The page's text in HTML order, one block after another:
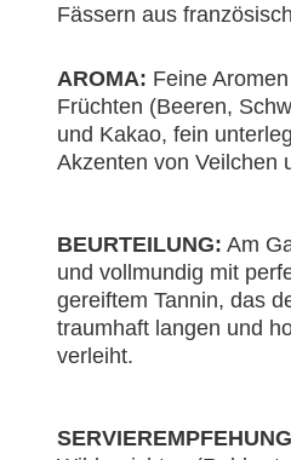
Fässern aus
AROMA: Feine
Früchten (Beeren,
und Kakao, fein
Akzenten von Veilchen
BEURTEILUNG: Am
und vollmundig mit
gereiftem Tannin, das
traumhaft langen und
verleiht.